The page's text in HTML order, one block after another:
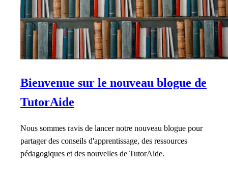
Bienvenue sur le nouveau blogue de
TutorAide
Nous sommes ravis de lancer notre nouveau blogue pour
partager des conseils d'apprentissage, des ressources
pédagogiques et des nouvelles de TutorAide.